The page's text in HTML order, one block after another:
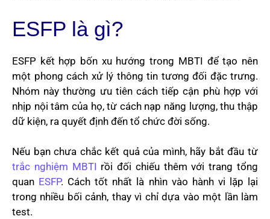
ESFP là gì?
ESFP kết hợp bốn xu hướng trong MBTI để tạo nên
một phong cách xử lý thông tin tương đối đặc trưng.
Nhóm này thường ưu tiên cách tiếp cận phù hợp với
nhịp nội tâm của họ, từ cách nạp năng lượng, thu thập
dữ kiện, ra quyết định đến tổ chức đời sống.
Nếu bạn chưa chắc kết quả của mình, hãy bắt đầu từ
trắc nghiệm MBTI rồi đối chiếu thêm với trang tổng
quan ESFP. Cách tốt nhất là nhìn vào hành vi lặp lại
trong nhiều bối cảnh, thay vì chỉ dựa vào một lần làm
test.